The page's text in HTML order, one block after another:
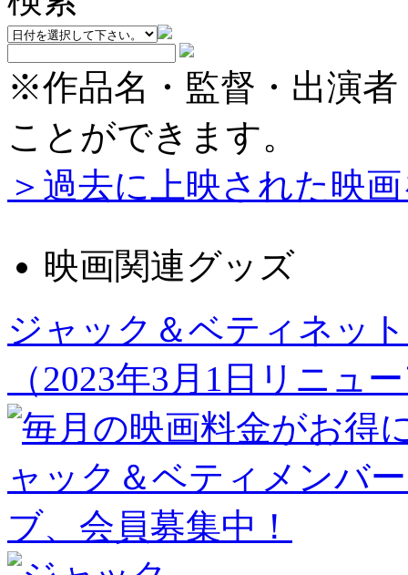
※作品名・監督・出演
ことができます。
＞過去に上映された映
映画関連グッズ
ジャック＆ベティネッ
（2023年3月1日リニュ